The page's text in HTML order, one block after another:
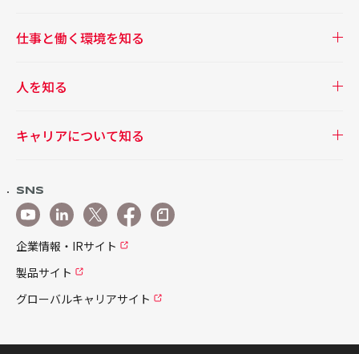
仕事と働く環境を知る
人を知る
キャリアについて知る
SNS
企業情報・IRサイト
製品サイト
グローバルキャリアサイト